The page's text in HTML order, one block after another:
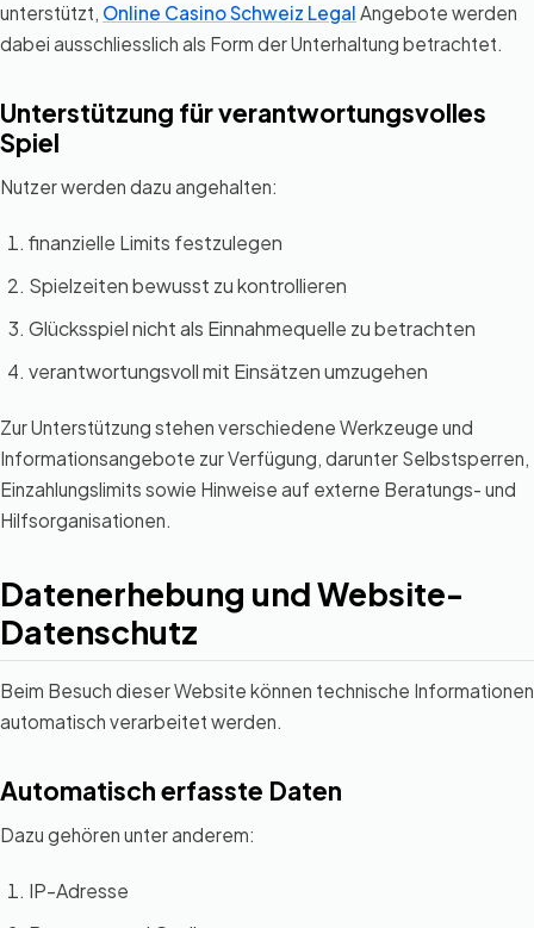
unterstützt, Online Casino Schweiz Legal Angebote werden
dabei ausschliesslich als Form der Unterhaltung betrachtet.
Unterstützung für verantwortungsvolles
Spiel
Nutzer werden dazu angehalten:
finanzielle Limits festzulegen
Spielzeiten bewusst zu kontrollieren
Glücksspiel nicht als Einnahmequelle zu betrachten
verantwortungsvoll mit Einsätzen umzugehen
Zur Unterstützung stehen verschiedene Werkzeuge und
Informationsangebote zur Verfügung, darunter Selbstsperren,
Einzahlungslimits sowie Hinweise auf externe Beratungs- und
Hilfsorganisationen.
Datenerhebung und Website-
Datenschutz
Beim Besuch dieser Website können technische Informationen
automatisch verarbeitet werden.
Automatisch erfasste Daten
Dazu gehören unter anderem:
IP-Adresse